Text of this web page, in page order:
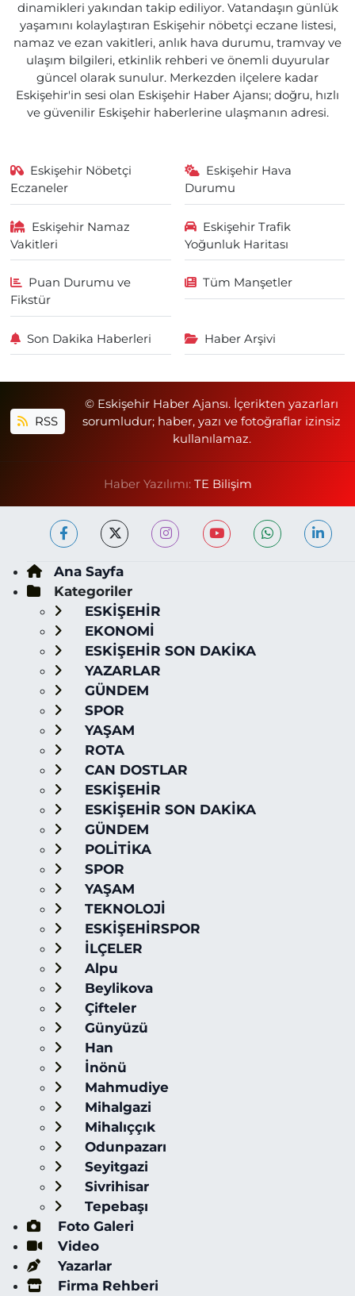
dinamikleri yakından takip ediliyor. Vatandaşın günlük
yaşamını kolaylaştıran Eskişehir nöbetçi eczane listesi,
namaz ve ezan vakitleri, anlık hava durumu, tramvay ve
ulaşım bilgileri, etkinlik rehberi ve önemli duyurular
güncel olarak sunulur. Merkezden ilçelere kadar
Eskişehir'in sesi olan Eskişehir Haber Ajansı; doğru, hızlı
ve güvenilir Eskişehir haberlerine ulaşmanın adresi.
Eskişehir Nöbetçi
Eczaneler
Eskişehir Hava
Durumu
Eskişehir Namaz
Vakitleri
Eskişehir Trafik
Yoğunluk Haritası
Puan Durumu ve
Fikstür
Tüm Manşetler
Son Dakika Haberleri Haber Arşivi
RSS
© Eskişehir Haber Ajansı. İçerikten yazarları
sorumludur; haber, yazı ve fotoğraflar izinsiz
kullanılamaz.
Haber Yazılımı: TE Bilişim
Ana Sayfa
Kategoriler
ESKİŞEHİR
EKONOMİ
ESKİŞEHİR SON DAKİKA
YAZARLAR
GÜNDEM
SPOR
YAŞAM
ROTA
CAN DOSTLAR
ESKİŞEHİR
ESKİŞEHİR SON DAKİKA
GÜNDEM
POLİTİKA
SPOR
YAŞAM
TEKNOLOJİ
ESKİŞEHİRSPOR
İLÇELER
Alpu
Beylikova
Çifteler
Günyüzü
Han
İnönü
Mahmudiye
Mihalgazi
Mihalıççık
Odunpazarı
Seyitgazi
Sivrihisar
Tepebaşı
Foto Galeri
Video
Yazarlar
Firma Rehberi